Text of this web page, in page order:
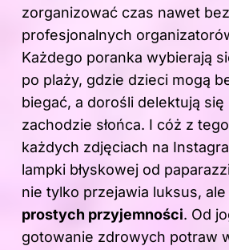
zorganizować czas nawet
profesjonalnych
Każdego poranka wybierają
po plaży, gdzie dzieci mogą
biegać, a dorośli delektują
zachodzie słońca. I cóż z
każdych zdjęciach na
lampki błyskowej od
nie tylko przejawia luksus,
prostych przyjemności. Od
gotowanie zdrowych potraw